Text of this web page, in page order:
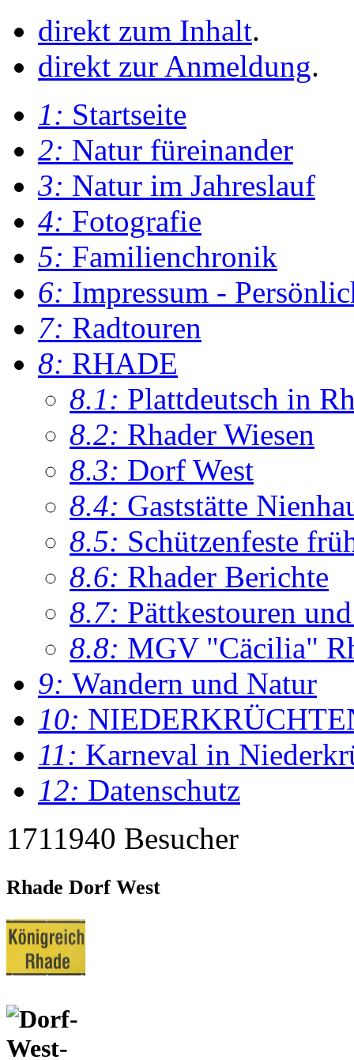
direkt zum Inhalt.
direkt zur Anmeldung.
1: Startseite
2: Natur füreinander
3: Natur im Jahreslauf
4: Fotografie
5: Familienchronik
6: Impressum -
7: Radtouren
8: RHADE
8.1: Plattdeutsch in
8.2: Rhader Wiesen
8.3: Dorf West
8.4: Gaststätte
8.5: Schützenfeste
8.6: Rhader Berichte
8.7: Pättkestouren
8.8: MGV "Cäcilia"
9: Wandern und Natur
10:
11: Karneval in
12: Datenschutz
1711940 Besucher
Rhade Dorf West